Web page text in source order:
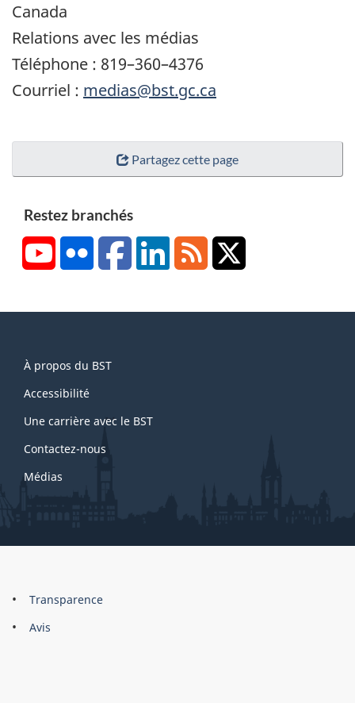
Canada
Relations avec les médias
Téléphone : 819–360–4376
Courriel : medias@bst.gc.ca
Partagez cette page
Restez branchés
YouTubeFlickr FacebookLinkedInRSS
this
site
À propos du BST
Accessibilité
Une carrière avec le BST
Contactez-nous
Médias
About
this
Brand
Transparence
Avis